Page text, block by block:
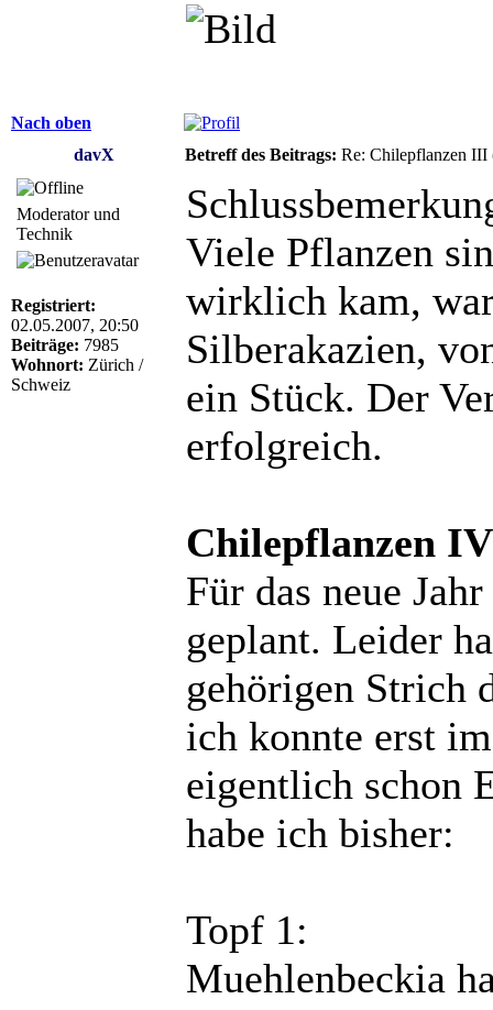
Nach oben
davX
Betreff des Beitrags: Re: Chilepflanzen
Moderator und
Technik
Registriert:
02.05.2007, 20:50
Beiträge: 7985
Wohnort: Zürich /
Schweiz
Viele Pflanzen
wirklich kam,
Silberakazien,
ein Stück. Der
erfolgreich.
Chilepflanzen
Für das neue
geplant. Leider
gehörigen Strich
ich konnte erst
eigentlich schon
habe ich bisher:
Topf 1:
Muehlenbeckia